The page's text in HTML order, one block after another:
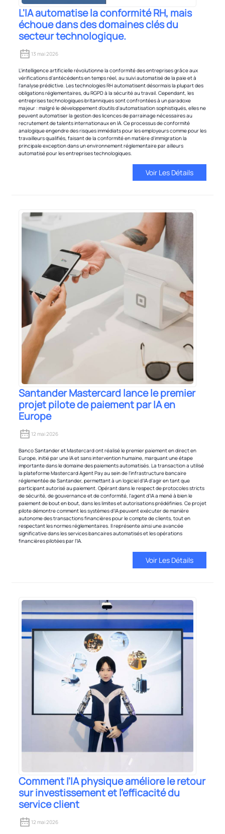
L'IA automatise la conformité RH, mais
échoue dans des domaines clés du
secteur technologique.
13 mai 2026
L'intelligence artificielle révolutionne la conformité des entreprises grâce aux
vérifications d'antécédents en temps réel, au suivi automatisé de la paie et à
l'analyse prédictive. Les technologies RH automatisent désormais la plupart des
obligations réglementaires, du RGPD à la sécurité au travail. Cependant, les
entreprises technologiques britanniques sont confrontées à un paradoxe
majeur : malgré le développement d'outils d'automatisation sophistiqués, elles ne
peuvent automatiser la gestion des licences de parrainage nécessaires au
recrutement de talents internationaux en IA. Ce processus de conformité
analogique engendre des risques immédiats pour les employeurs comme pour les
travailleurs qualifiés, faisant de la conformité en matière d'immigration la
principale exception dans un environnement réglementaire par ailleurs
automatisé pour les entreprises technologiques.
Voir Les Détails
Santander Mastercard lance le premier
projet pilote de paiement par IA en
Europe
12 mai 2026
Banco Santander et Mastercard ont réalisé le premier paiement en direct en
Europe, initié par une IA et sans intervention humaine, marquant une étape
importante dans le domaine des paiements automatisés. La transaction a utilisé
la plateforme Mastercard Agent Pay au sein de l'infrastructure bancaire
réglementée de Santander, permettant à un logiciel d'IA d'agir en tant que
participant autorisé au paiement. Opérant dans le respect de protocoles stricts
de sécurité, de gouvernance et de conformité, l'agent d'IA a mené à bien le
paiement de bout en bout, dans les limites et autorisations prédéfinies. Ce projet
pilote démontre comment les systèmes d'IA peuvent exécuter de manière
autonome des transactions financières pour le compte de clients, tout en
respectant les normes réglementaires. Il représente ainsi une avancée
significative dans les services bancaires automatisés et les opérations
financières pilotées par l'IA.
Voir Les Détails
Comment l'IA physique améliore le retour
sur investissement et l'efficacité du
service client
12 mai 2026